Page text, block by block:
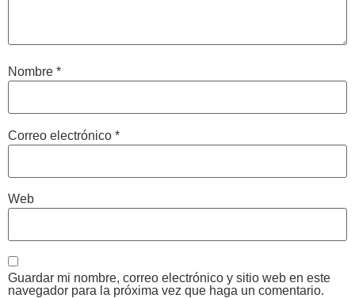
Nombre *
Correo electrónico *
Web
Guardar mi nombre, correo electrónico y sitio web en este
navegador para la próxima vez que haga un comentario.